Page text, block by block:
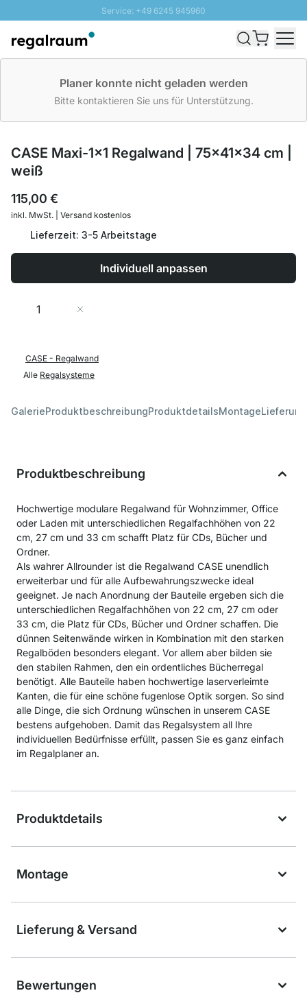
Service: +49 6245 945960
Schnelle Lieferung - Gratis Versand ab 100€
Planer konnte nicht geladen werden
Bitte kontaktieren Sie uns für Unterstützung.
CASE Maxi-1x1 Regalwand | 75x41x34 cm |
weiß
115,00 €
inkl. MwSt. | Versand kostenlos
Lieferzeit: 3-5 Arbeitstage
Individuell anpassen
Menge
CASE - Regalwand
Alle Regalsysteme
GalerieProduktbeschreibungProduktdetailsMontage
Produktbeschreibung
Hochwertige modulare Regalwand für Wohnzimmer, Office
oder Laden mit unterschiedlichen Regalfachhöhen von 22
cm, 27 cm und 33 cm schafft Platz für CDs, Bücher und
Ordner.
Als wahrer Allrounder ist die Regalwand CASE unendlich
erweiterbar und für alle Aufbewahrungszwecke ideal
geeignet. Je nach Anordnung der Bauteile ergeben sich die
unterschiedlichen Regalfachhöhen von 22 cm, 27 cm oder
33 cm, die Platz für CDs, Bücher und Ordner schaffen. Die
dünnen Seitenwände wirken in Kombination mit den starken
Regalböden besonders elegant. Vor allem aber bilden sie
den stabilen Rahmen, den ein ordentliches Bücherregal
benötigt. Alle Bauteile haben hochwertige laserverleimte
Kanten, die für eine schöne fugenlose Optik sorgen. So sind
alle Dinge, die sich Ordnung wünschen in unserem CASE
bestens aufgehoben. Damit das Regalsystem all Ihre
individuellen Bedürfnisse erfüllt, passen Sie es ganz einfach
im Regalplaner an.
Produktdetails
Montage
Lieferung & Versand
Bewertungen